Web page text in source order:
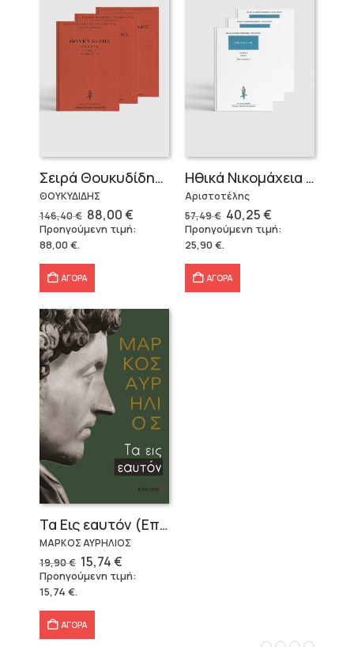
Σειρά Θουκυδίδης – Δεμένο (4 τόμοι)
ΘΟΥΚΥΔΙΔΗΣ
146,40€ Original
price
was:
88,00€Η
τρέχουσα
τιμή
Προηγούμενη τιμή:
88,00€.
ΑΓΟΡΑ
Ηθικά Νικομάχεια (3 τόμοι)
Αριστοτέλης
57,49€ Original
price
was:
40,25€Η
τρέχουσα
τιμή
Προηγούμενη τιμή:
25,90€.
ΑΓΟΡΑ
Τα Εις εαυτόν (Επίτομο) – Μάρκος Αυρήλιος
ΜΑΡΚΟΣ ΑΥΡΗΛΙΟΣ
19,90€ Original
price
was:
15,74€Η
τρέχουσα
τιμή
Προηγούμενη τιμή:
15,74 €.
ΑΓΟΡΑ